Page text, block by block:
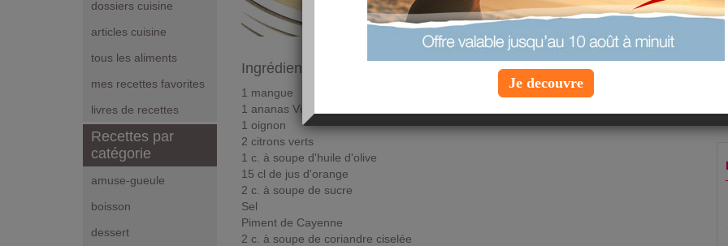
dossiers cuisine
articles cuisine
tous les aliments
mes recettes favorites
livres de recettes
Recettes par
catégorie
amuse-gueule
boisson
dessert
proposer une recette
Ingrédients pour 4 personnes
1 mangue
1 ananas Victoria
1 oignon
2 citrons verts
1 c. à soupe d'huile d'olive
15 cl de jus d'orange
2 c. à soupe de sucre
Sel
Piment de Cayenne
2 c. à soupe de coriandre ciselée
Je decouvre